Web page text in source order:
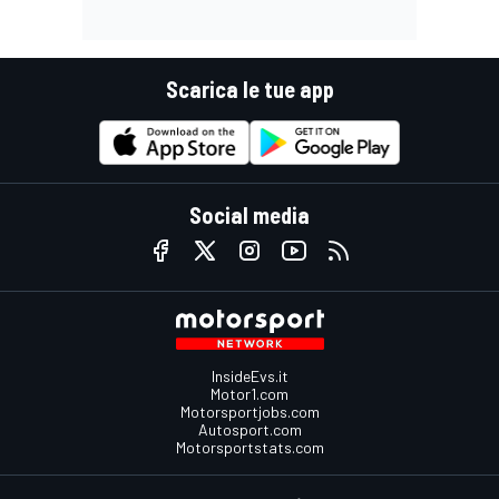
Scarica le tue app
Social media
InsideEvs.it
Motor1.com
Motorsportjobs.com
Autosport.com
Motorsportstats.com